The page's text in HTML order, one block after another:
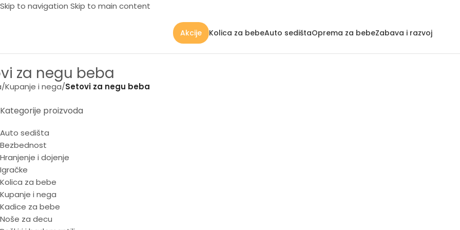
Skip to navigation Skip to main content
Akcije Kolica za bebeAuto sedištaOprema za bebeZabava i razvoj
za negu beba
/Kupanje i nega/Setovi za negu beba
Kategorije proizvoda
Auto sedišta
Bezbednost
Hranjenje i dojenje
Igračke
Kolica za bebe
Kupanje i nega
Kadice za bebe
Noše za decu